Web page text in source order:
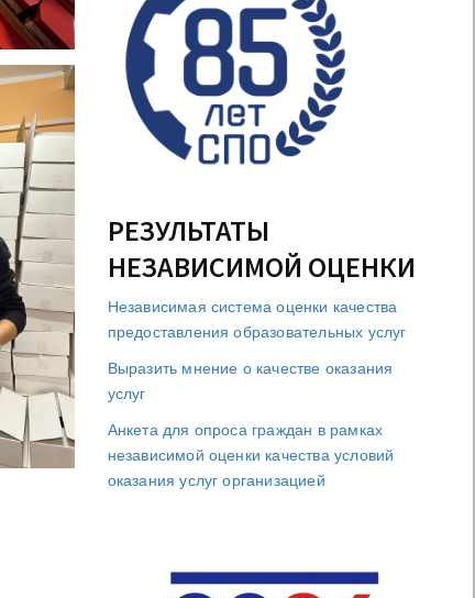
РЕЗУЛЬТАТЫ
НЕЗАВИСИМОЙ ОЦЕНКИ
Независимая система оценки качества
предоставления образовательных услуг
Выразить мнение о качестве оказания
услуг
Анкета для опроса граждан в рамках
независимой оценки качества условий
оказания услуг организацией